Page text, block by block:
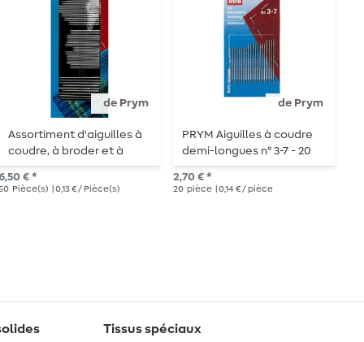
de Prym
Assortiment d'aiguilles à
coudre, à broder et à
repriser PRYM avec
enfileur - 50 aiguilles
€ *
Pièce(s) | 0,13 € / Pièce(s)
de Prym
PRYM Aiguilles à coudre
demi-longues n° 3-7 - 20
pièces
2,70 € *
20 pièce | 0,14 € / pièce
Tissus spéciaux